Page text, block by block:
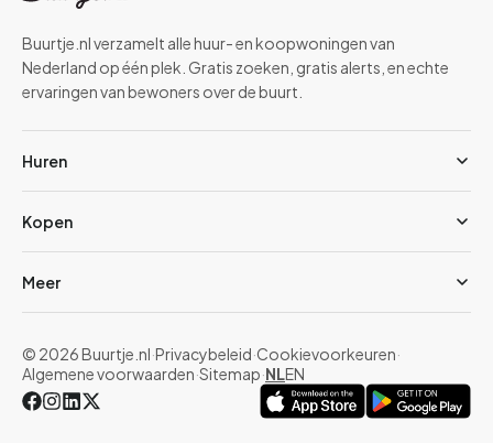
Buurtje.nl verzamelt alle huur- en koopwoningen van
Nederland op één plek. Gratis zoeken, gratis alerts, en echte
ervaringen van bewoners over de buurt.
Huren
Kopen
Meer
© 2026 Buurtje.nl·Privacybeleid·Cookievoorkeuren·
Algemene voorwaarden·Sitemap·NLEN